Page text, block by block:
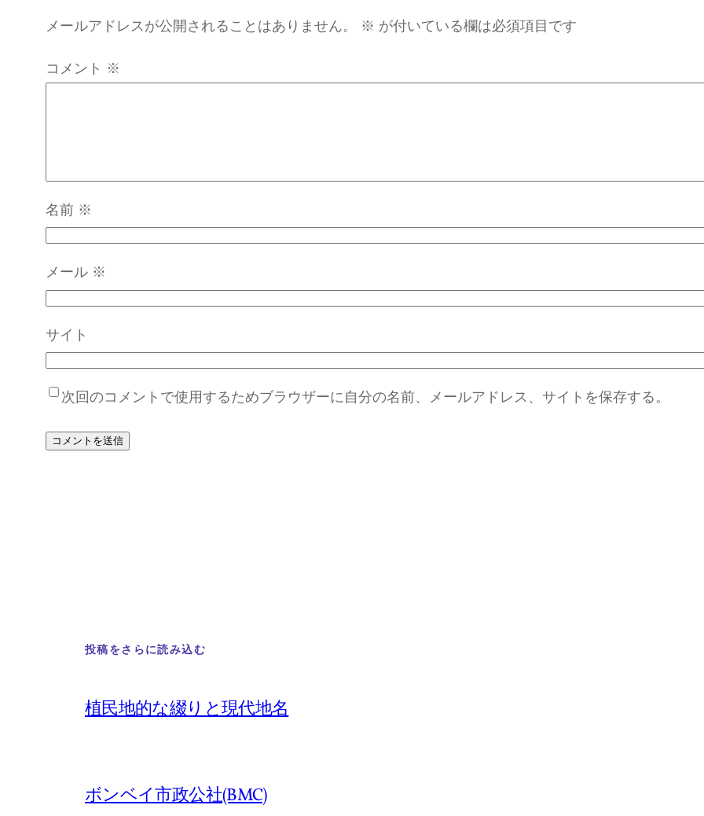
メールアドレスが公開されることはありません。 ※ が付いている欄は必須項目です
コメント ※
名前 ※
メール ※
サイト
次回のコメントで使用するためブラウザーに自分の名前、メールアドレス、サイトを保存する。
投稿をさらに読み込む
植民地的な綴りと現代地名
ボンベイ市政公社(BMC)